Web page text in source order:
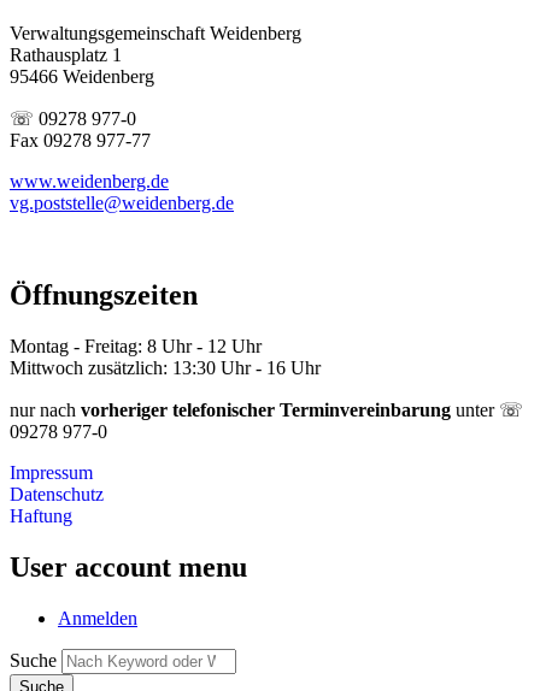
Verwaltungsgemeinschaft Weidenberg
Rathausplatz 1
95466 Weidenberg
☏ 09278 977-0
Fax 09278 977-77
www.weidenberg.de
vg.poststelle@weidenberg.de
Öffnungszeiten
Montag - Freitag: 8 Uhr - 12 Uhr
Mittwoch zusätzlich: 13:30 Uhr - 16 Uhr
nur nach vorheriger telefonischer Terminvereinbarung unter ☏
09278 977-0
Impressum
Datenschutz
Haftung
User account menu
Anmelden
Suche